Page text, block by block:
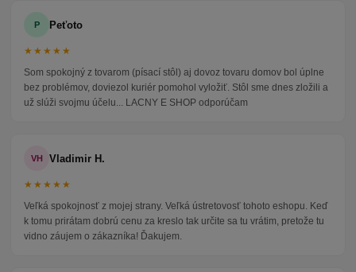
P Peťoto
★★★★★
Som spokojný z tovarom (písací stôl) aj dovoz tovaru domov bol úplne
bez problémov, doviezol kuriér pomohol vyložiť. Stôl sme dnes zložili a
už slúži svojmu účelu... LACNY E SHOP odporúčam
VH Vladimir H.
★★★★★
Veľká spokojnosť z mojej strany. Veľká ústretovosť tohoto eshopu. Keď
k tomu prirátam dobrú cenu za kreslo tak určite sa tu vrátim, pretože tu
vidno záujem o zákazníka! Ďakujem.